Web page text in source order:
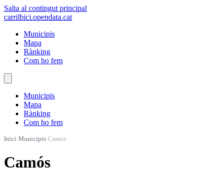
Salta al contingut principal
carrilbici.opendata.cat
Municipis
Mapa
Rànking
Com ho fem
Municipis
Mapa
Rànking
Com ho fem
Inici›Municipis›Camós
Camós